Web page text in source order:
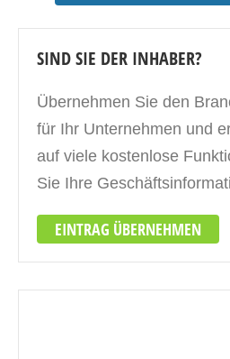
SIND SIE DER INHABER?
Übernehmen Sie den
für Ihr Unternehmen und
auf viele kostenlose
Sie Ihre
EINTRAG ÜBERNEHMEN